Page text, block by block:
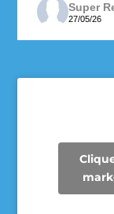
Super
27/05/26
Voici le
Un immense
participé et
les élèves